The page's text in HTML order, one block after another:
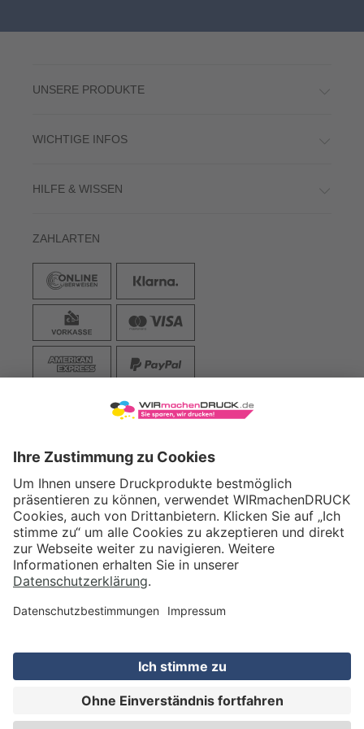
UNSERE PRODUKTE
WICHTIGE INFOS
HILFE & WISSEN
ZAHLARTEN
VERSAND
WIRmachenDRUCK GmbH
Illerstraße 15
71522 Backnang